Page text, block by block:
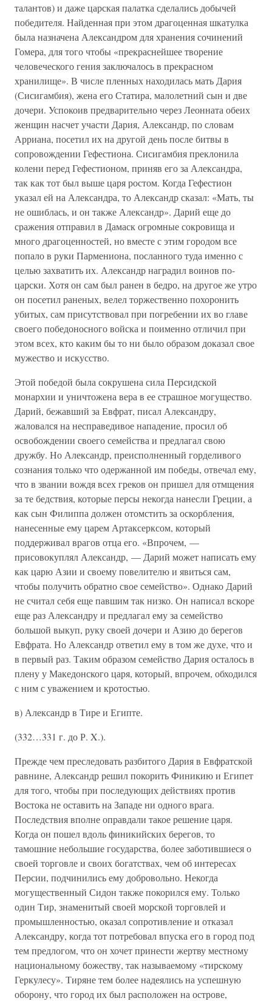
талантов) и даже царская палатка сделались добычей
победителя. Найденная при этом драгоценная шкатулка
была назначена Александром для хранения сочинений
Гомера, для того чтобы «прекраснейшее творение
человеческого гения заключалось в прекрасном
хранилище». В числе пленных находилась мать Дария
(Сисигамбия), жена его Статира, малолетний сын и две
дочери. Успокоив предварительно через Леонната обеих
женщин насчет участи Дария, Александр, по словам
Арриана, посетил их на другой день после битвы в
сопровождении Гефестиона. Сисигамбия преклонила
колени перед Гефестионом, приняв его за Александра,
так как тот был выше царя ростом. Когда Гефестион
указал ей на Александра, то Александр сказал: «Мать, ты
не ошиблась, и он также Александр». Дарий еще до
сражения отправил в Дамаск огромные сокровища и
много драгоценностей, но вместе с этим городом все
попало в руки Пармениона, посланного туда именно с
целью захватить их. Александр наградил воинов по-
царски. Хотя он сам был ранен в бедро, на другое же утро
он посетил раненых, велел торжественно похоронить
убитых, сам присутствовал при погребении их во главе
своего победоносного войска и поименно отличил при
этом всех, кто каким бы то ни было образом доказал свое
мужество и искусство.
Этой победой была сокрушена сила Персидской
монархии и уничтожена вера в ее страшное могущество.
Дарий, бежавший за Евфрат, писал Александру,
жаловался на несправедивое нападение, просил об
освобождении своего семейства и предлагал свою
дружбу. Но Александр, преисполненный горделивого
сознания только что одержанной им победы, отвечал ему,
что в звании вождя всех греков он пришел для отмщения
за те бедствия, которые персы некогда нанесли Греции, а
как сын Филиппа должен отомстить за оскорбления,
нанесенные ему царем Артаксерксом, который
поддерживал врагов отца его. «Впрочем, —
присовокуплял Александр, — Дарий может написать ему
как царю Азии и своему повелителю и явиться сам,
чтобы получить обратно свое семейство». Однако Дарий
не считал себя еще павшим так низко. Он написал вскоре
еще раз Александру и предлагал ему за семейство
большой выкуп, руку своей дочери и Азию до берегов
Евфрата. Но Александр ответил ему в том же духе, что и
в первый раз. Таким образом семейство Дария осталось в
плену у Македонского царя, который, впрочем, обходился
с ним с уважением и кротостью.
в) Александр в Тире и Египте.
(332…331 г. до Р. X.).
Прежде чем преследовать разбитого Дария в Евфратской
равнине, Александр решил покорить Финикию и Египет
для того, чтобы при последующих действиях против
Востока не оставить на Западе ни одного врага.
Последствия вполне оправдали такое решение царя.
Когда он пошел вдоль финикийских берегов, то
тамошние небольшие государства, более заботившиеся о
своей торговле и своих богатствах, чем об интересах
Персии, подчинились ему добровольно. Некогда
могущественный Сидон также покорился ему. Только
один Тир, знаменитый своей морской торговлей и
промышленностью, оказал сопротивление и отказал
Александру, когда тот потребовал впуска его в город под
тем предлогом, что он хочет принести жертву местному
национальному божеству, так называемому «тирскому
Геркулесу». Тиряне тем более надеялись на успешную
оборону, что город их был расположен на острове,